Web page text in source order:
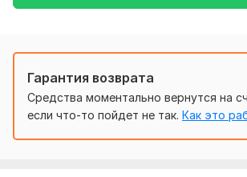
Гарантия возврата
Средства моментально вернутся на
если что-то пойдет не так. Как это